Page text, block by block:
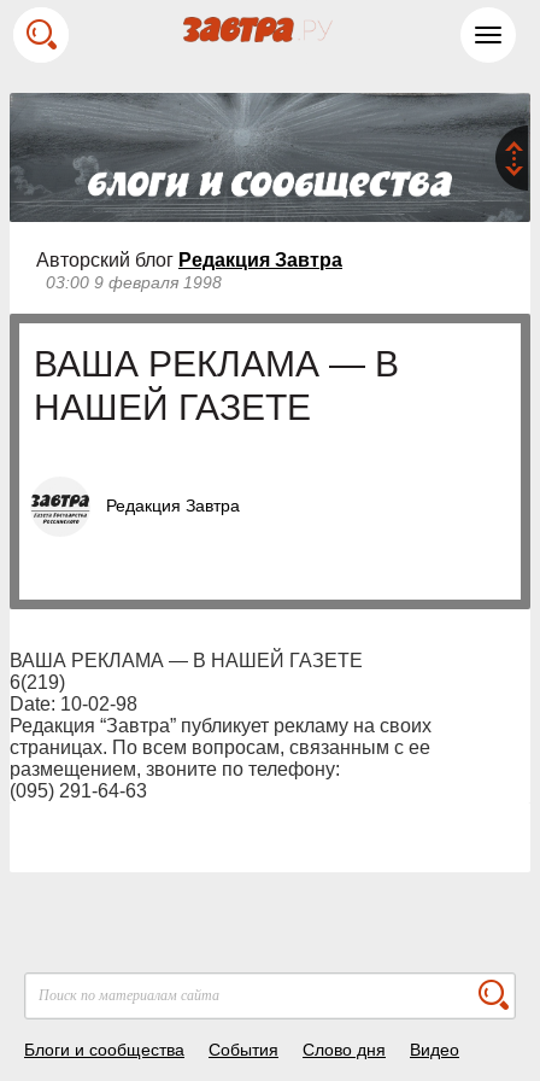
Авторский блог Редакция Завтра
03:00 9 февраля 1998
ВАША РЕКЛАМА — В
НАШЕЙ ГАЗЕТЕ
Редакция Завтра
ВАША РЕКЛАМА — В НАШЕЙ ГАЗЕТЕ
6(219)
Date: 10-02-98
Редакция “Завтра” публикует рекламу на своих
страницах. По всем вопросам, связанным с ее
размещением, звоните по телефону:
(095) 291-64-63
Блоги и сообщества События Слово дня Видео